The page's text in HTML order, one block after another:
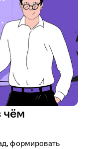
чём
формировать